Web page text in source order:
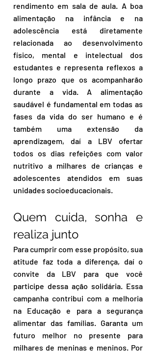
rendimento em sala de aula. A boa
alimentação na infância e na
adolescência está diretamente
relacionada ao desenvolvimento
físico, mental e intelectual dos
estudantes e representa reflexos a
longo prazo que os acompanharão
durante a vida. A alimentação
saudável é fundamental em todas as
fases da vida do ser humano e é
também uma extensão da
aprendizagem, daí a LBV ofertar
todos os dias refeições com valor
nutritivo a milhares de crianças e
adolescentes atendidos em suas
unidades socioeducacionais.
Quem cuida, sonha e
realiza junto
Para cumprir com esse propósito, sua
atitude faz toda a diferença, daí o
convite da LBV para que você
participe dessa ação solidária. Essa
campanha contribui com a melhoria
na Educação e para a segurança
alimentar das famílias. Garanta um
futuro melhor no presente para
milhares de meninas e meninos. Por